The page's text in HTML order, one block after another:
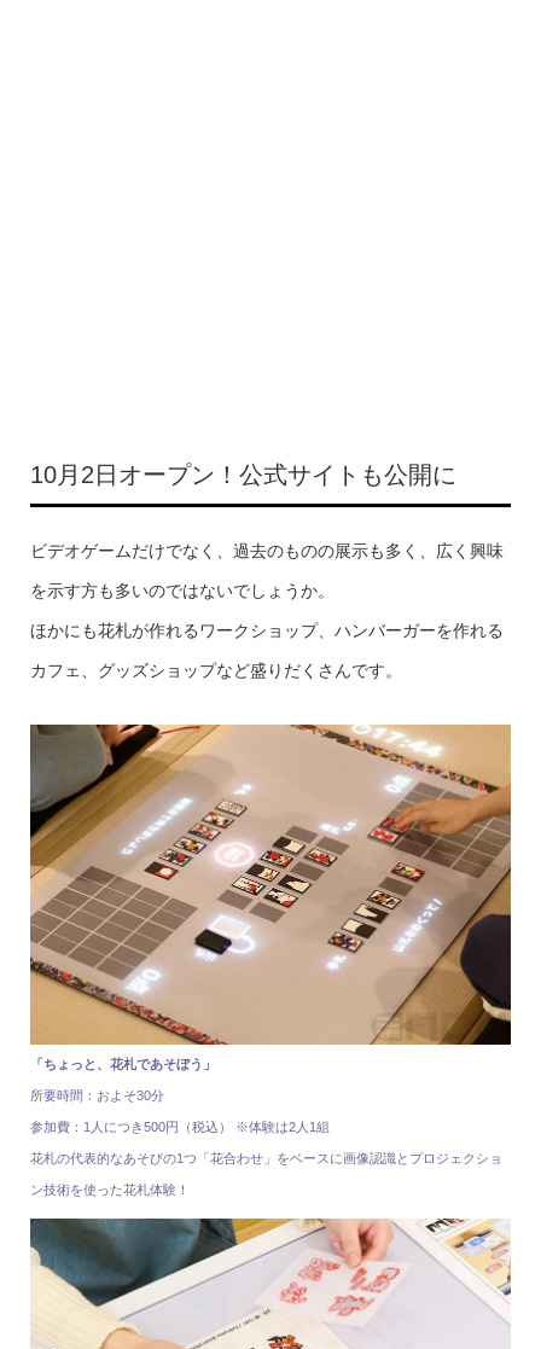
10月2日オープン！公式サイトも公開に
ビデオゲームだけでなく、過去のものの展示も多く、広く興味
を示す方も多いのではないでしょうか。
ほかにも花札が作れるワークショップ、ハンバーガーを作れる
カフェ、グッズショップなど盛りだくさんです。
「ちょっと、花札であそぼう」
所要時間：およそ30分
参加費：1人につき500円（税込） ※体験は2人1組
花札の代表的なあそびの1つ「花合わせ」をベースに画像認識とプロジェクショ
ン技術を使った花札体験！